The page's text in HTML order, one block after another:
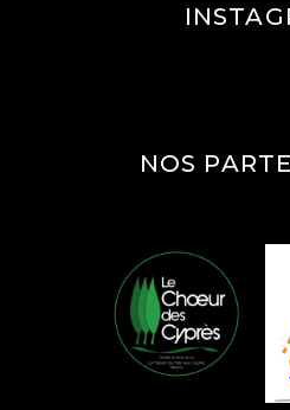
NOS